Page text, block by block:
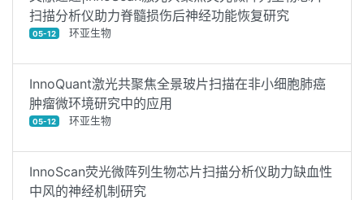
扫描分析仪助力脊髓损伤后神经功能恢复研究
05-12 环亚生物
InnoQuant激光共聚焦全景玻片扫描在非小细胞肺癌
肿瘤微环境研究中的应用
05-12 环亚生物
InnoScan荧光微阵列生物芯片扫描分析仪助力缺血性
中风的神经机制研究